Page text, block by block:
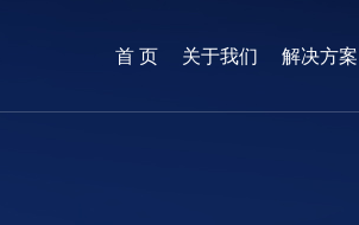
首 页 关于我们 解决方案